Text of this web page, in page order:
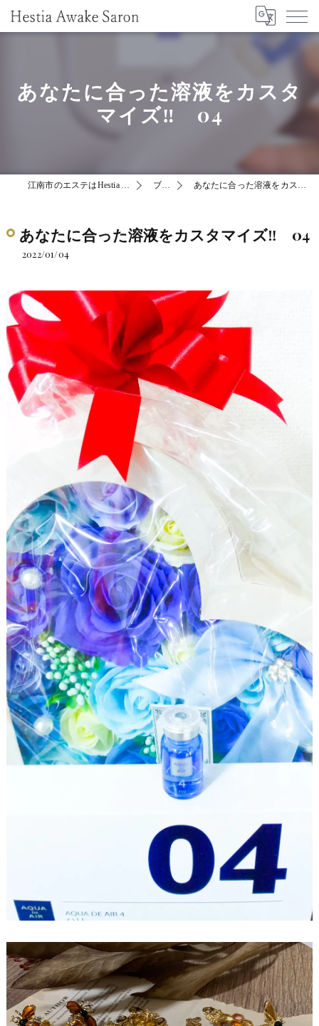
あなたに合った溶液をカスタ
マイズ‼ 04
江南市のエステはHestia Awake Saron ブログ あなたに合った溶液をカスタマイズ‼ 04
あなたに合った溶液をカスタマイズ‼ 04
2022/01/04